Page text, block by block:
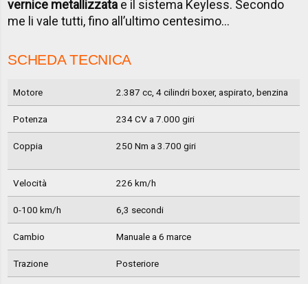
vernice metallizzata e il sistema Keyless. Secondo
me li vale tutti, fino all’ultimo centesimo…
SCHEDA TECNICA
Motore 2.387 cc, 4 cilindri boxer, aspirato, benzina
Potenza 234 CV a 7.000 giri
Coppia 250 Nm a 3.700 giri
Velocità 226 km/h
0-100 km/h 6,3 secondi
Cambio Manuale a 6 marce
Trazione Posteriore